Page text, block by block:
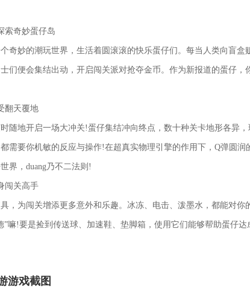
奇妙蛋仔岛
妙的潮玩世界，生活着圆滚滚的快乐蛋仔们。每当人类向盲盒
们便会集结出动，开启闯关派对抢夺金币。作为新报道的蛋仔，
天覆地
地开启一场大冲关!蛋仔集结冲向终点，数十种关卡地形各异，
需要你机敏的反应与操作!在超真实物理引擎的作用下，Q弹圆润
界，duang乃不二法则!
关高手
为闯关增添更多意外和乐趣。冰冻、电击、泼墨水，都能对你
”嘛!要是捡到传送球、加速鞋、垫脚箱，使用它们能够帮助蛋仔
游戏截图